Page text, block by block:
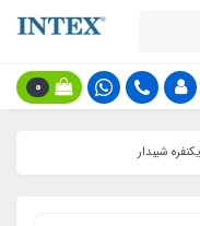
0
شیبدار